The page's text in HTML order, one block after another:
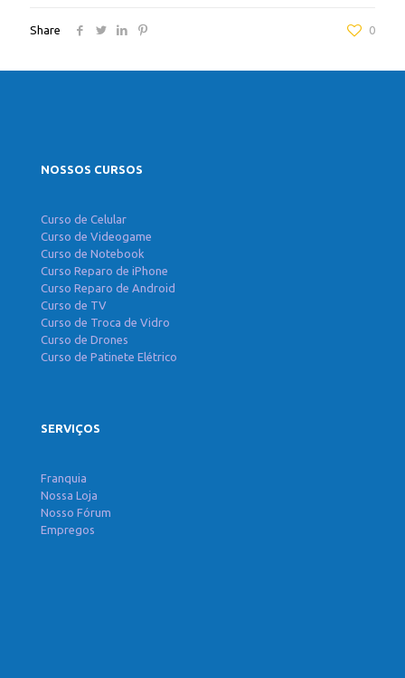
Share 0
NOSSOS CURSOS
Curso de Celular
Curso de Videogame
Curso de Notebook
Curso Reparo de iPhone
Curso Reparo de Android
Curso de TV
Curso de Troca de Vidro
Curso de Drones
Curso de Patinete Elétrico
SERVIÇOS
Franquia
Nossa Loja
Nosso Fórum
Empregos